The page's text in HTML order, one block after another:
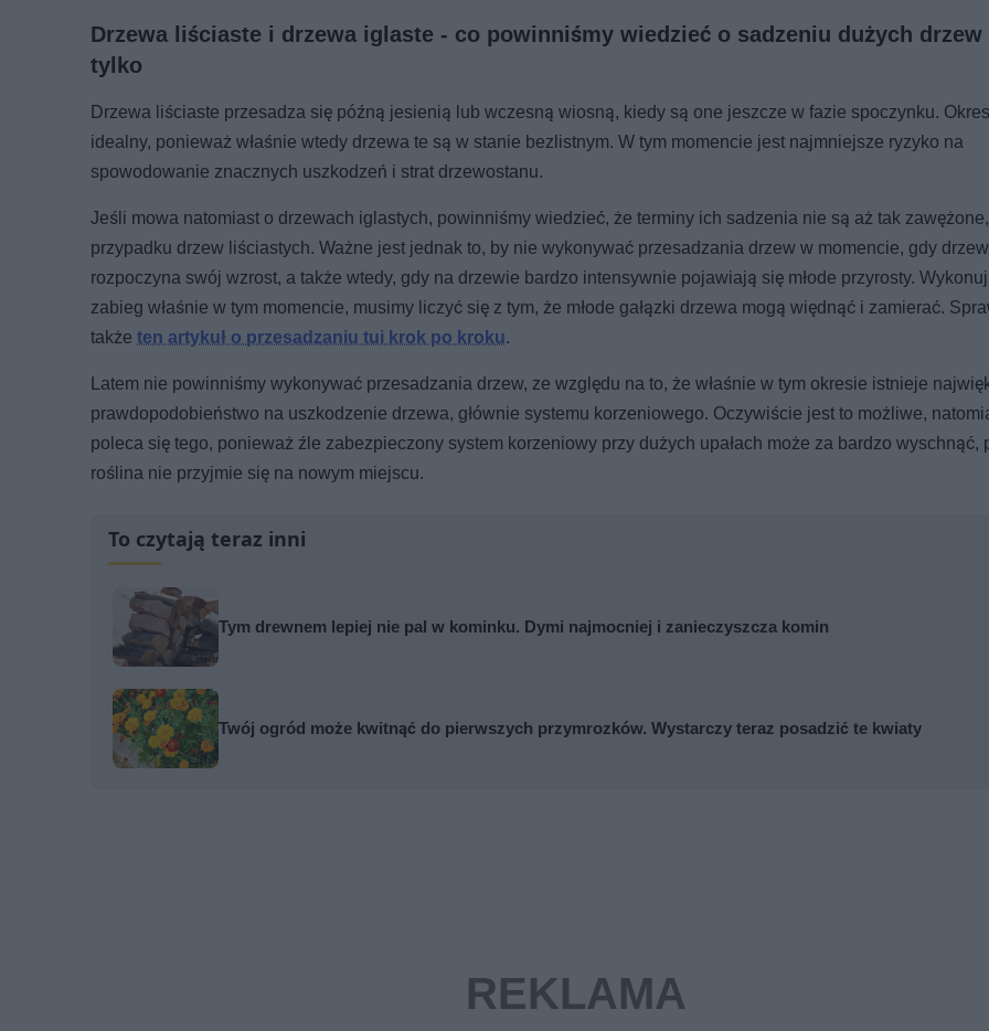
Drzewa liściaste i drzewa iglaste - co powinniśmy wiedzieć o sadzeniu dużych drzew
tylko
Drzewa liściaste przesadza się późną jesienią lub wczesną wiosną, kiedy są one jeszcze w fazie spoczynku.
idealny, ponieważ właśnie wtedy drzewa te są w stanie bezlistnym. W tym momencie jest najmniejsze ryzyko na
spowodowanie znacznych uszkodzeń i strat drzewostanu.
Jeśli mowa natomiast o drzewach iglastych, powinniśmy wiedzieć, że terminy ich sadzenia nie są aż tak
przypadku drzew liściastych. Ważne jest jednak to, by nie wykonywać przesadzania drzew w momencie, gdy
rozpoczyna swój wzrost, a także wtedy, gdy na drzewie bardzo intensywnie pojawiają się młode przyrosty.
zabieg właśnie w tym momencie, musimy liczyć się z tym, że młode gałązki drzewa mogą więdnąć i zamierać.
także ten artykuł o przesadzaniu tui krok po kroku.
Latem nie powinniśmy wykonywać przesadzania drzew, ze względu na to, że właśnie w tym okresie istnieje
prawdopodobieństwo na uszkodzenie drzewa, głównie systemu korzeniowego. Oczywiście jest to możliwe,
poleca się tego, ponieważ źle zabezpieczony system korzeniowy przy dużych upałach może za bardzo wyschnąć,
roślina nie przyjmie się na nowym miejscu.
To czytają teraz inni
Tym drewnem lepiej nie pal w kominku. Dymi najmocniej i zanieczyszcza komin
Twój ogród może kwitnąć do pierwszych przymrozków. Wystarczy teraz posadzić te kwiaty